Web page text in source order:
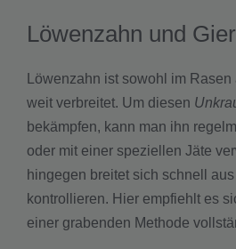
Löwenzahn und
Löwenzahn ist sowohl im
weit verbreitet. Um diesen
bekämpfen, kann man ihn
oder mit einer speziellen Jäte
hingegen breitet sich schnell
kontrollieren. Hier empfiehlt es
einer grabenden Methode